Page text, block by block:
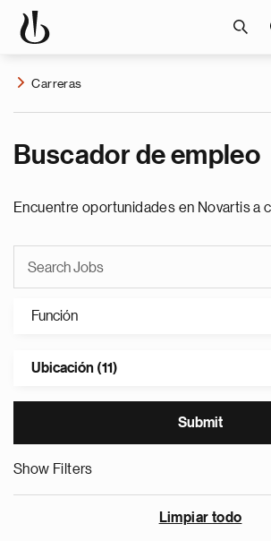
Carreras
Buscador de empleo
Encuentre oportunidades en Novartis a
Función
Ubicación (11)
Show Filters
Limpiar todo